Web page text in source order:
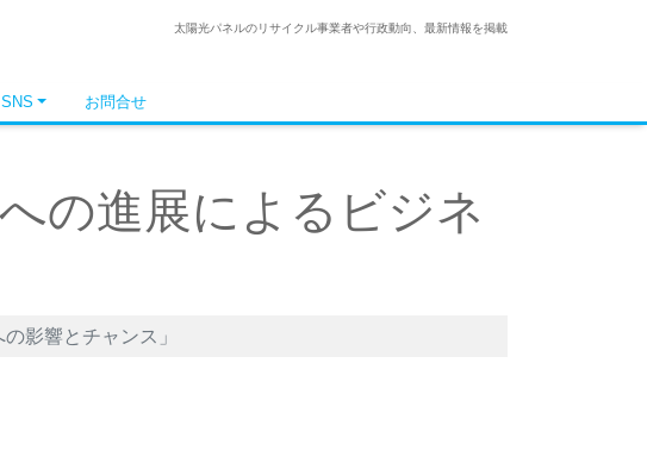
太陽光パネルのリサイクル事業者や行政動向、最新情報を掲載
SNS お問合せ
の進展によるビジネ
影響とチャンス」